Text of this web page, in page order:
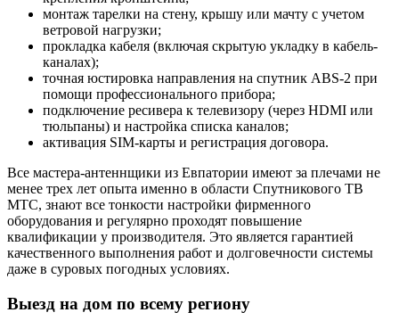
монтаж тарелки на стену, крышу или мачту с учетом
ветровой нагрузки;
прокладка кабеля (включая скрытую укладку в кабель-
каналах);
точная юстировка направления на спутник ABS-2 при
помощи профессионального прибора;
подключение ресивера к телевизору (через HDMI или
тюльпаны) и настройка списка каналов;
активация SIM-карты и регистрация договора.
Все мастера-антеннщики из Евпатории имеют за плечами не
менее трех лет опыта именно в области Спутникового ТВ
МТС, знают все тонкости настройки фирменного
оборудования и регулярно проходят повышение
квалификации у производителя. Это является гарантией
качественного выполнения работ и долговечности системы
даже в суровых погодных условиях.
Выезд на дом по всему региону